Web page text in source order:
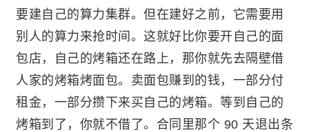
要建自己的算力集群。但在建好之前，它需要用
别人的算力来抢时间。这就好比你要开自己的面
包店，自己的烤箱还在路上，那你就先去隔壁借
人家的烤箱烤面包。卖面包赚到的钱，一部分付
租金，一部分攒下来买自己的烤箱。等到自己的
烤箱到了，你就不借了。合同里那个 90 天退出条